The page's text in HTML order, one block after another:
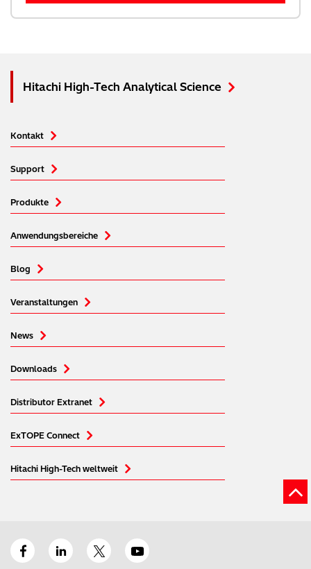
Hitachi High-Tech Analytical Science
Kontakt
Support
Produkte
Anwendungsbereiche
Blog
Veranstaltungen
News
Downloads
Distributor Extranet
ExTOPE Connect
Hitachi High-Tech weltweit